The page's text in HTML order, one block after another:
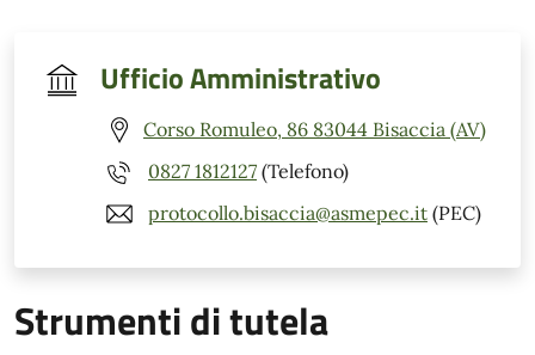
Ufficio Amministrativo
Corso Romuleo, 86 83044 Bisaccia (AV)
0827 1812127 (Telefono)
protocollo.bisaccia@asmepec.it (PEC)
Strumenti di tutela